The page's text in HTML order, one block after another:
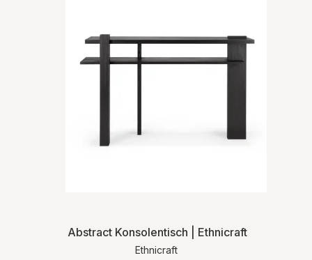
Abstract Konsolentisch | Ethnicraft
Ethnicraft